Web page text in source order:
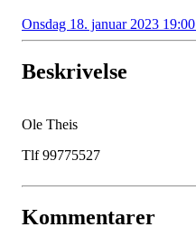
Onsdag 18. januar 2023
Beskrivelse
Ole Theis
Tlf 99775527
Kommentarer